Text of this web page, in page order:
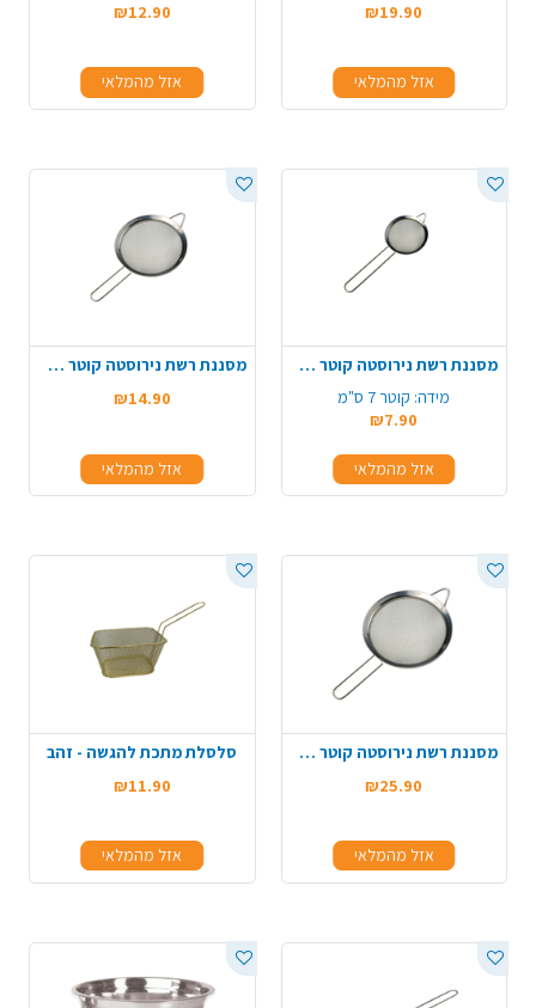
₪19.90
אזל מהמלאי
₪12.90
אזל מהמלאי
מסננת רשת נירוסטה קוטר 7 ס"מ
מידה: קוטר 7 ס"מ
₪7.90
אזל מהמלאי
מסננת רשת נירוסטה קוטר 16 ס"מ
₪14.90
אזל מהמלאי
מסננת רשת נירוסטה קוטר 26 ס"מ
₪25.90
אזל מהמלאי
סלסלת מתכת להגשה - זהב
₪11.90
אזל מהמלאי